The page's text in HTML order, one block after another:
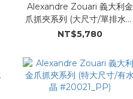
Alexandre Zouari 義大利金
爪抓夾系列 (大尺寸/單排水晶
#20015_MM)
NT$5,780